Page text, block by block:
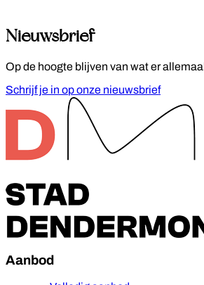
Nieuwsbrief
Op de hoogte blijven van wat er
Schrijf je in op onze nieuwsbrief
Aanbod